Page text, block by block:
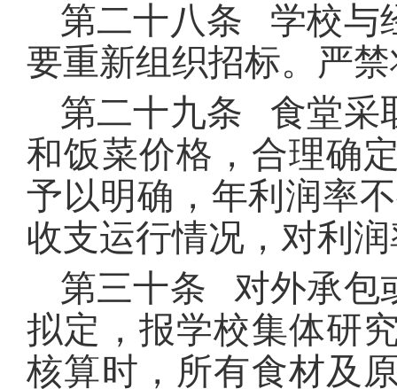
第二十八条 学校与
要重新组织招标。严
第二十九条 食堂采
和饭菜价格，合理确
予以明确，年利润率
收支运行情况，对利
第三十条 对外承包
拟定，报学校集体研
核算时，所有食材及